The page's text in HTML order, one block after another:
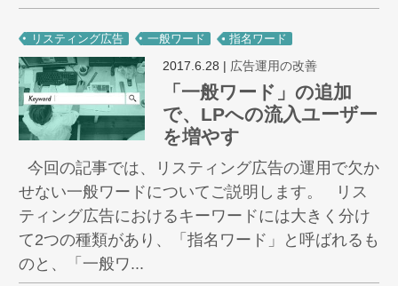
リスティング広告 一般ワード 指名ワード
2017.6.28 | 広告運用の改善
「一般ワード」の追加
で、LPへの流入ユーザー
を増やす
今回の記事では、リスティング広告の運用で欠か
せない一般ワードについてご説明します。 リス
ティング広告におけるキーワードには大きく分け
て2つの種類があり、「指名ワード」と呼ばれるも
のと、「一般ワ...